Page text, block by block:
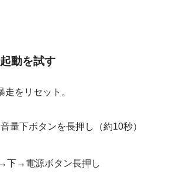
動を試す
をリセット。
量下ボタンを長押し（約10秒）
下→電源ボタン長押し